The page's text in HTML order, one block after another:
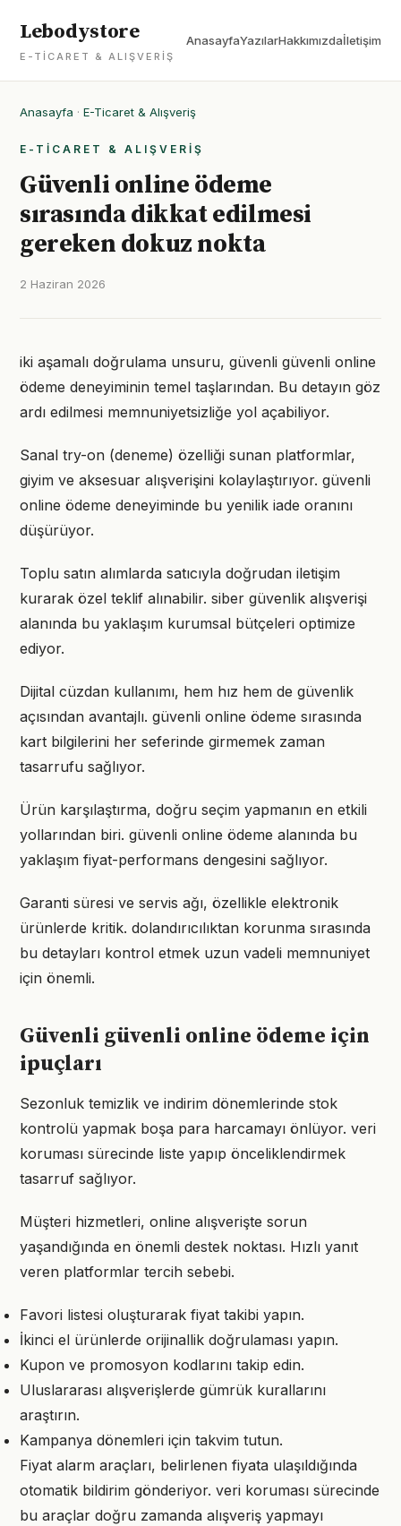
Lebodystore
E-TICARET & ALIŞVERIŞ
AnasayfaYazılarHakkımızdaİletişim
Anasayfa · E-Ticaret & Alışveriş
E-TICARET & ALIŞVERIŞ
Güvenli online ödeme
sırasında dikkat edilmesi
gereken dokuz nokta
2 Haziran 2026
iki aşamalı doğrulama unsuru, güvenli güvenli online
ödeme deneyiminin temel taşlarından. Bu detayın göz
ardı edilmesi memnuniyetsizliğe yol açabiliyor.
Sanal try-on (deneme) özelliği sunan platformlar,
giyim ve aksesuar alışverişini kolaylaştırıyor. güvenli
online ödeme deneyiminde bu yenilik iade oranını
düşürüyor.
Toplu satın alımlarda satıcıyla doğrudan iletişim
kurarak özel teklif alınabilir. siber güvenlik alışverişi
alanında bu yaklaşım kurumsal bütçeleri optimize
ediyor.
Dijital cüzdan kullanımı, hem hız hem de güvenlik
açısından avantajlı. güvenli online ödeme sırasında
kart bilgilerini her seferinde girmemek zaman
tasarrufu sağlıyor.
Ürün karşılaştırma, doğru seçim yapmanın en etkili
yollarından biri. güvenli online ödeme alanında bu
yaklaşım fiyat-performans dengesini sağlıyor.
Garanti süresi ve servis ağı, özellikle elektronik
ürünlerde kritik. dolandırıcılıktan korunma sırasında
bu detayları kontrol etmek uzun vadeli memnuniyet
için önemli.
Güvenli güvenli online ödeme için
ipuçları
Sezonluk temizlik ve indirim dönemlerinde stok
kontrolü yapmak boşa para harcamayı önlüyor. veri
koruması sürecinde liste yapıp önceliklendirmek
tasarruf sağlıyor.
Müşteri hizmetleri, online alışverişte sorun
yaşandığında en önemli destek noktası. Hızlı yanıt
veren platformlar tercih sebebi.
Favori listesi oluşturarak fiyat takibi yapın.
İkinci el ürünlerde orijinallik doğrulaması yapın.
Kupon ve promosyon kodlarını takip edin.
Uluslararası alışverişlerde gümrük kurallarını
araştırın.
Kampanya dönemleri için takvim tutun.
Fiyat alarm araçları, belirlenen fiyata ulaşıldığında
otomatik bildirim gönderiyor. veri koruması sürecinde
bu araçlar doğru zamanda alışveriş yapmayı